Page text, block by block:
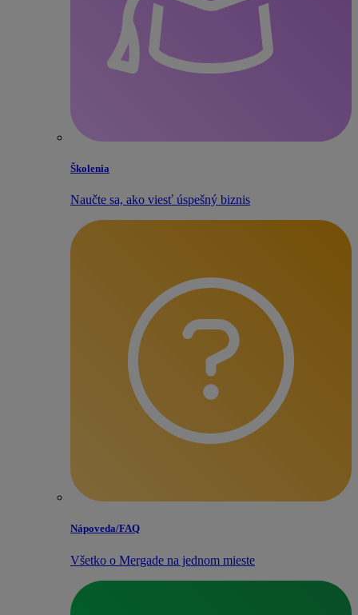
Školenia
Naučte sa, ako viesť úspešný biznis
Nápoveda/​FAQ
Všetko o Mergade na jednom mieste